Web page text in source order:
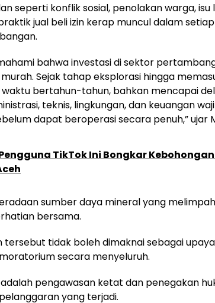
seperti konflik sosial, penolakan warga, isu
jual beli izin kerap muncul dalam
bahwa investasi di sektor
Sejak tahap eksplorasi hingga
bertahun-tahun, bahkan mencapai
teknis, lingkungan, dan keuangan
dapat beroperasi secara penuh,” ujar
TikTok Ini Bongkar
sumber daya mineral yang
bersama.
tersebut tidak boleh dimaknai sebagai
secara menyeluruh.
pengawasan ketat dan penegakan
yang terjadi.